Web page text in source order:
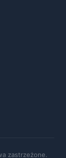
zastrzeżone.